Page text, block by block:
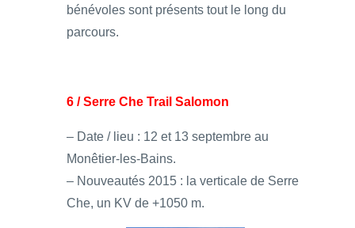
bénévoles sont présents tout le long du
parcours.
6 / Serre Che Trail Salomon
– Date / lieu : 12 et 13 septembre au
Monêtier-les-Bains.
– Nouveautés 2015 : la verticale de Serre
Che, un KV de +1050 m.